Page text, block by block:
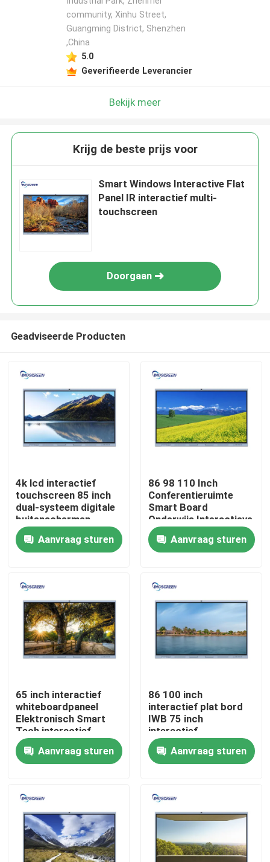
Thuis
Producten
Videos
Over ons
Kwaliteitscontrole
Contacteer ons
Capacitief interactief whiteboard
Allen in Één Interactieve Whiteboard
community, Xinhu Street,
Guangming District, Shenzhen
,China
5.0
Geverifieerde Leverancier
Bekijk meer
Krijg de beste prijs voor
Smart Windows Interactive Flat
Panel IR interactief multi-
touchscreen
Doorgaan
Geadviseerde Producten
4k lcd interactief
touchscreen 85 inch
dual-systeem digitale
buitenschermen
Aanvraag sturen
86 98 110 Inch
Conferentieruimte
Smart Board
Onderwijs Interactieve
schermen voor
evenementen
Aanvraag sturen
65 inch interactief
whiteboardpaneel
Elektronisch Smart
Tech interactief
whiteboard
Aanvraag sturen
86 100 inch
interactief plat bord
IWB 75 inch
interactief
displaypaneel voor
lesgevenAanvraag sturen